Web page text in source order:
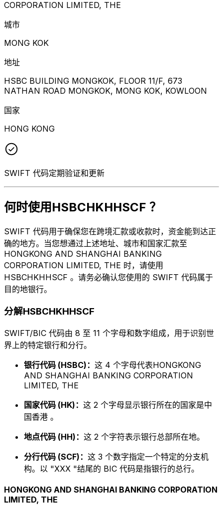
CORPORATION LIMITED, THE
城市
MONG KOK
地址
HSBC BUILDING MONGKOK, FLOOR 11/F, 673
NATHAN ROAD MONGKOK, MONG KOK, KOWLOON
国家
HONG KONG
SWIFT 代码定期验证和更新
何时使用HSBCHKHHSCF ？
SWIFT 代码用于确保您在跨境汇款或收款时，资金能到达正
确的地方。当您想通过上述地址、城市和国家汇款至
HONGKONG AND SHANGHAI BANKING
CORPORATION LIMITED, THE 时，请使用
HSBCHKHHSCF 。请务必确认您使用的 SWIFT 代码属于
目的地银行。
分解HSBCHKHHSCF
SWIFT/BIC 代码由 8 至 11 个字母和数字组成，用于识别世
界上的特定银行和分行。
银行代码 (HSBC)： 这 4 个字母代表HONGKONG
AND SHANGHAI BANKING CORPORATION
LIMITED, THE
国家代码 (HK)： 这 2 个字母显示银行所在的国家是中
国香港 。
地点代码 (HH)： 这 2 个字符表示银行总部所在地。
分行代码 (SCF)： 这 3 个数字指定一个特定的分支机
构。以 "XXX "结尾的 BIC 代码是指银行的总行。
HONGKONG AND SHANGHAI BANKING CORPORATION
LIMITED, THE